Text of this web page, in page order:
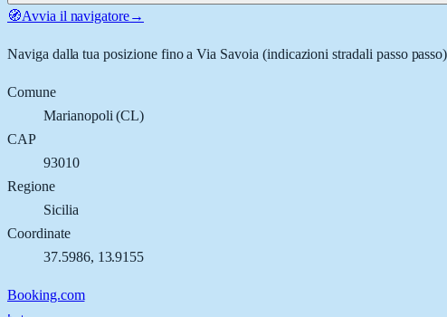
🧭Avvia il navigatore→
Naviga dalla tua posizione fino aVia Savoia (indicazioni stradali passo passo)
Comune
Marianopoli (CL)
CAP
93010
Regione
Sicilia
Coordinate
37.5986, 13.9155
Booking.com